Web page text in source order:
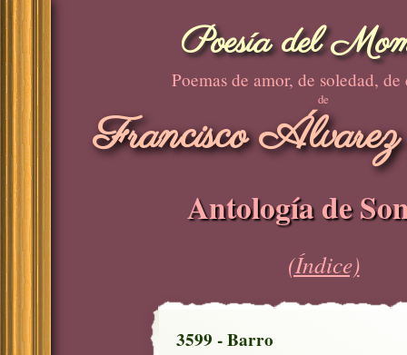
Poesía del
Poemas de amor, de soledad, de
de
Francisco
Antología de
(Índice)
3599 - Barro